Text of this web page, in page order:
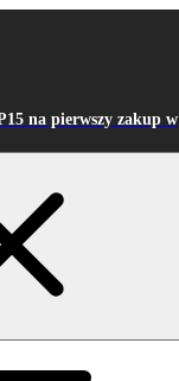
na pierwszy zakup w